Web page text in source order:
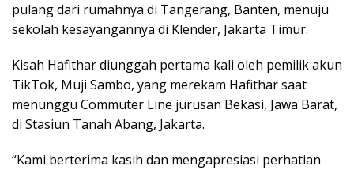
pulang dari rumahnya di Tangerang, Banten, menuju
sekolah kesayangannya di Klender, Jakarta Timur.
Kisah Hafithar diunggah pertama kali oleh pemilik akun
TikTok, Muji Sambo, yang merekam Hafithar saat
menunggu Commuter Line jurusan Bekasi, Jawa Barat,
di Stasiun Tanah Abang, Jakarta.
“Kami berterima kasih dan mengapresiasi perhatian